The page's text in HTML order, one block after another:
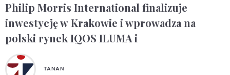
Philip Morris International finalizuje
inwestycję w Krakowie i wprowadza na
polski rynek IQOS ILUMA i
TANAN